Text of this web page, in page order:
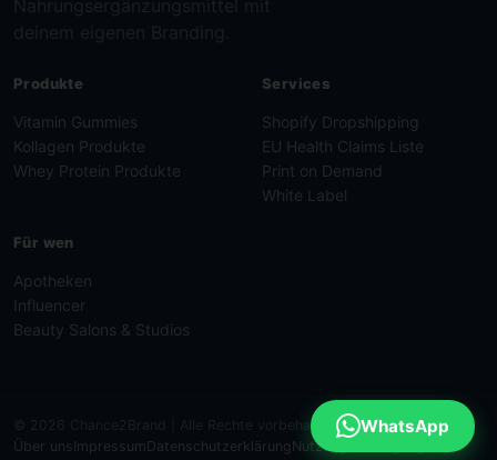
Produkte
Vitamin Gummies
Kollagen Produkte
Whey Protein Produkte
Services
Shopify Dropshipping
EU Health Claims Liste
Print on Demand
White Label
Für wen
Apotheken
Influencer
Beauty Salons & Studios
© 2026 Chance2Brand | Alle Rechte vorbehalten.
Über unsImpressumDatenschutzerklärung Nutzungsbedingungen
WhatsApp